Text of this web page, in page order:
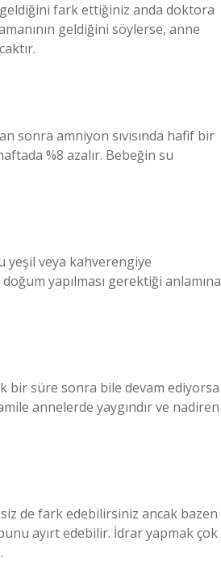
fark ettiğiniz anda doktora
geldiğini söylerse, anne
sonra amniyon sıvısında hafif bir
%8 azalır. Bebeğin su
yeşil veya kahverengiye
yapılması gerektiği anlamına
bir süre sonra bile devam ediyorsa
annelerde yaygındır ve nadiren
de fark edebilirsiniz ancak bazen
ayırt edebilir. İdrar yapmak çok